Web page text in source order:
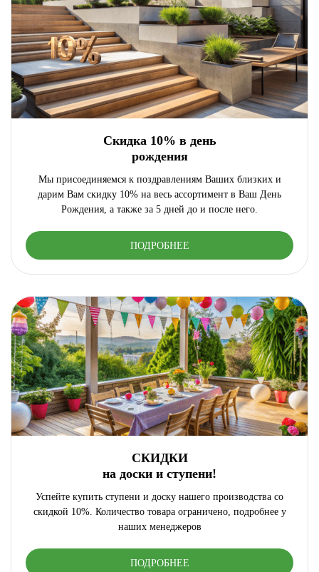
Скидка 10% в день
рождения
Мы присоединяемся к поздравлениям Ваших близких и
дарим Вам скидку 10% на весь ассортимент в Ваш День
Рождения, а также за 5 дней до и после него.
ПОДРОБНЕЕ
СКИДКИ
на доски и ступени!
Успейте купить ступени и доску нашего производства со
скидкой 10%. Количество товара ограничено, подробнее у
наших менеджеров
ПОДРОБНЕЕ